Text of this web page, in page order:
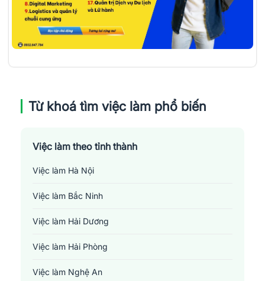
Từ khoá tìm việc làm phổ biến
Việc làm theo tỉnh thành
Việc làm Hà Nội
Việc làm Bắc Ninh
Việc làm Hải Dương
Việc làm Hải Phòng
Việc làm Nghệ An